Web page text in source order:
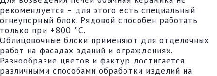
рекомендуется – для этого есть специальный
огнеупорный блок. Рядовой способен работать
только при +800 °С.
Облицовочные блоки применяют для отделочных
работ на фасадах зданий и ограждениях.
Разнообразие цветов и фактур достигается
различными способами обработки изделий на